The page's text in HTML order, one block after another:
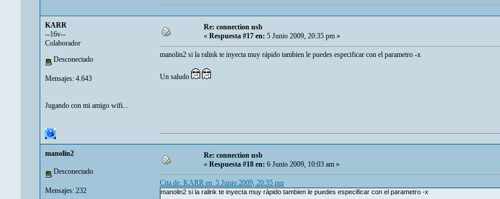
KARR
--16v--
Colaborador
Desconectado
Mensajes: 4.643
Jugando con mi amigo wifi...
Re: connection usb
« Respuesta #17 en: 5 Junio 2009, 20:35 pm »
manolin2 si la ralink te inyecta muy rápido tambien le puedes especificar con el parametro -x
Un saludo
manolin2
Desconectado
Mensajes: 232
Re: connection usb
«Respuesta #18 en:6 Junio 2009, 10:03 am »
Cita de: KARR en 5 Junio 2009, 20:35 pm
manolin2 si la ralink te inyecta muy rápido tambien le puedes especificar con el parametro -x